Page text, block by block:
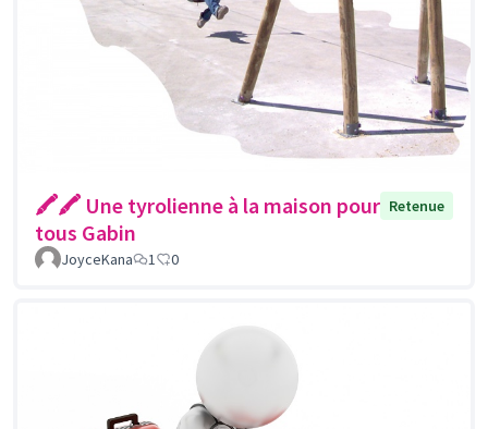
🖍🖍 Une tyrolienne à la maison pour
tous Gabin
Retenue
JoyceKana 1 0